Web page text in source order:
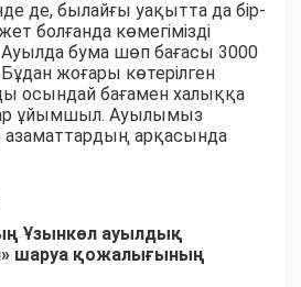
де, былайғы уақытта да бір-
болғанда көмегімізді
бума шөп бағасы 3000
жоғары көтерілген
осындай бағамен халыққа
ұйымшыл. Ауылымыз
арқасында
Ұзынкөл ауылдық
шаруа қожалығының